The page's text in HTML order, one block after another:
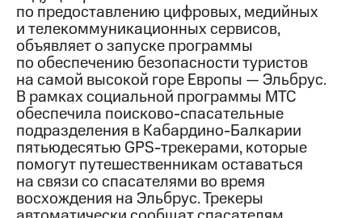
Пресс-
релизы
МТС
о технологиях
Достижения
Интервью
Финансовая
отчетность
по предоставлению цифровых, медийных
и телекоммуникационных сервисов,
объявляет о запуске программы
по обеспечению безопасности туристов
на самой высокой горе Европы — Эльбрус.
В рамках социальной программы МТС
обеспечила поисково-спасательные
подразделения в Кабардино-Балкарии
пятьюдесятью GPS-трекерами, которые
помогут путешественникам оставаться
на связи cо спасателями во время
восхождения на Эльбрус. Трекеры